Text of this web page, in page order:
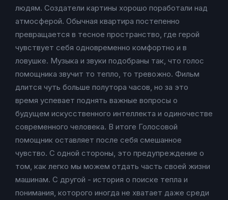
людям. Создатели картины хорошо поработали над
атмосферой. Обычная квартира постепенно
превращается в тесное пространство, где герой
чувствует себя одновременно комфортно и в
ловушке. Музыка и звуки подобраны так, что голос
помощника звучит то тепло, то тревожно. Фильм
длится чуть больше полутора часов, но за это
время успевает поднять важные вопросы о
будущем искусственного интеллекта и одиночестве
современного человека. В итоге Голосовой
помощник оставляет после себя смешанное
чувство. С одной стороны, это предупреждение о
том, как легко мы можем отдать часть своей жизни
машинам. С другой - история о поиске тепла и
понимания, которого иногда не хватает даже среди